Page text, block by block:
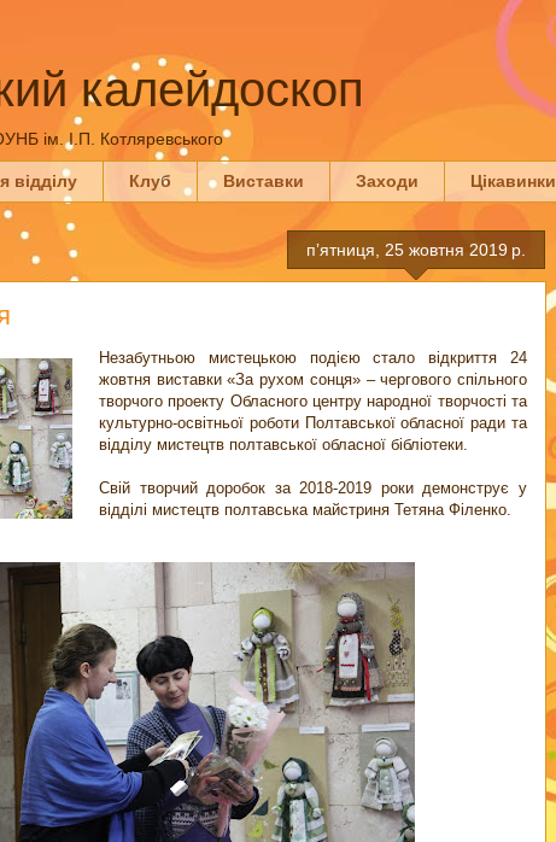
калейдоскоп
ім. І.П. Котляревського
відділу Клуб Виставки Заходи Цікавинки
пʼятниця, 25 жовтня 2019 р.
Незабутньою мистецькою подією стало відкриття 24
жовтня виставки «За рухом сонця» – чергового спільного
творчого проекту Обласного центру народної творчості та
культурно-освітньої роботи Полтавської обласної ради та
відділу мистецтв полтавської обласної бібліотеки.
Свій творчий доробок за 2018-2019 роки демонструє у
відділі мистецтв полтавська майстриня Тетяна Філенко.